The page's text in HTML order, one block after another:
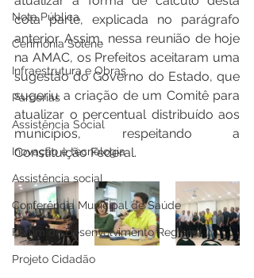
Nota Pública
Cerimônia Solene
Infraestrutura e Obras
Parcerias
Assistência Social
Inovação e tecnologia
Assistência social
Conferência Municipal de Saúde
Fórum de Desenvolvimento Regional
Projeto Cidadão
cota parte, explicada no parágrafo
anterior. Assim, nessa reunião de hoje
na AMAC, os Prefeitos aceitaram uma
sugestão do Governo do Estado, que
sugeriu a criação de um Comitê para
atualizar o percentual distribuído aos
municípios, respeitando a
Constituição Federal.